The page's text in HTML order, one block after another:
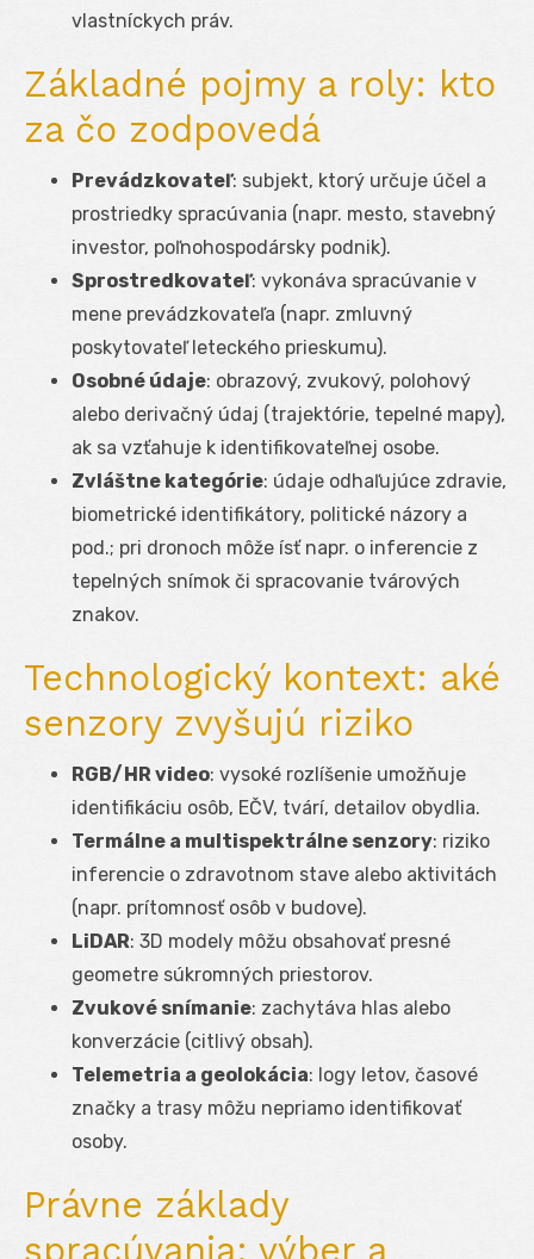
vlastníckych práv.
Základné pojmy a roly: kto
za čo zodpovedá
Prevádzkovateľ: subjekt, ktorý určuje účel a
prostriedky spracúvania (napr. mesto, stavebný
investor, poľnohospodársky podnik).
Sprostredkovateľ: vykonáva spracúvanie v
mene prevádzkovateľa (napr. zmluvný
poskytovateľ leteckého prieskumu).
Osobné údaje: obrazový, zvukový, polohový
alebo derivačný údaj (trajektórie, tepelné mapy),
ak sa vzťahuje k identifikovateľnej osobe.
Zvláštne kategórie: údaje odhaľujúce zdravie,
biometrické identifikátory, politické názory a
pod.; pri dronoch môže ísť napr. o inferencie z
tepelných snímok či spracovanie tvárových
znakov.
Technologický kontext: aké
senzory zvyšujú riziko
RGB/HR video: vysoké rozlíšenie umožňuje
identifikáciu osôb, EČV, tvárí, detailov obydlia.
Termálne a multispektrálne senzory: riziko
inferencie o zdravotnom stave alebo aktivitách
(napr. prítomnosť osôb v budove).
LiDAR: 3D modely môžu obsahovať presné
geometre súkromných priestorov.
Zvukové snímanie: zachytáva hlas alebo
konverzácie (citlivý obsah).
Telemetria a geolokácia: logy letov, časové
značky a trasy môžu nepriamo identifikovať
osoby.
Právne základy
spracúvania: výber a